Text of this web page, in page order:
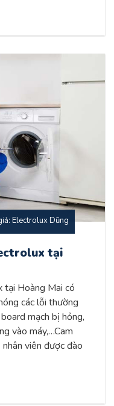
Electrolux Dũng
tại
tại Hoàng Mai có
các lỗi thường
mạch bị hỏng,
vào máy,…Cam
viên được đào